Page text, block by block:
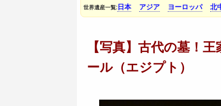
世界遺産一覧:日本 アジア ヨーロッパ 北
【写真】古代の墓！
ール（エジプト）